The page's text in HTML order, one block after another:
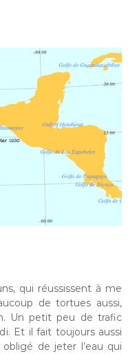
qui réussissent à me
de tortues aussi,
Un petit peu de trafic
Et il fait toujours aussi
de jeter l’eau qui